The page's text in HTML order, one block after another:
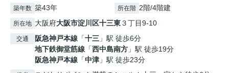
築年数 築43年 所在階 2階/4階建
所在地 大阪府大阪市淀川区十三東３丁目9-10
交通 阪急神戸本線 「十三 」駅 徒歩6分
地下鉄御堂筋線 「西中島南方 」駅 徒歩19分
阪急神戸本線 「中津 」駅 徒歩23分